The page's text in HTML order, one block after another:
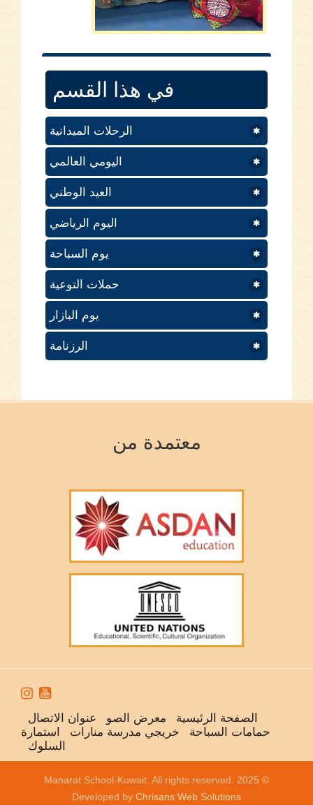
في هذا القسم
الرحلات الميدانية
اليومي العالمي
العيد الوطني
اليوم الرياضي
يوم السباحة
حملات التوعية
يوم البازار
الرزنامة
معتمدة من
 
الصفحة الرئيسية معرض الصو
عنوان الاتصال
حمامات السباحة
خريجي مدرسة منارات
استمارة
السلوك
© 2025 Manarat School-Kuwait. All rights reserved.
Developed by Chrisans Web Solutions